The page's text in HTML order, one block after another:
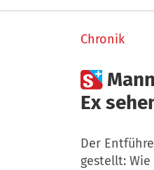
Chronik

Ex
Der
gestellt: